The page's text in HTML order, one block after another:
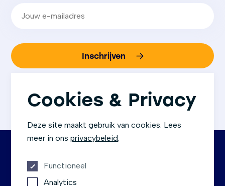
Cookies & Privacy
Deze site maakt gebruik van cookies. Lees
meer in onsprivacybeleid.
Functioneel
Analytics
Inschrijven
privacybeleid.
Contact